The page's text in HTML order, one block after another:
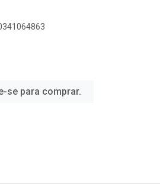
se para comprar.